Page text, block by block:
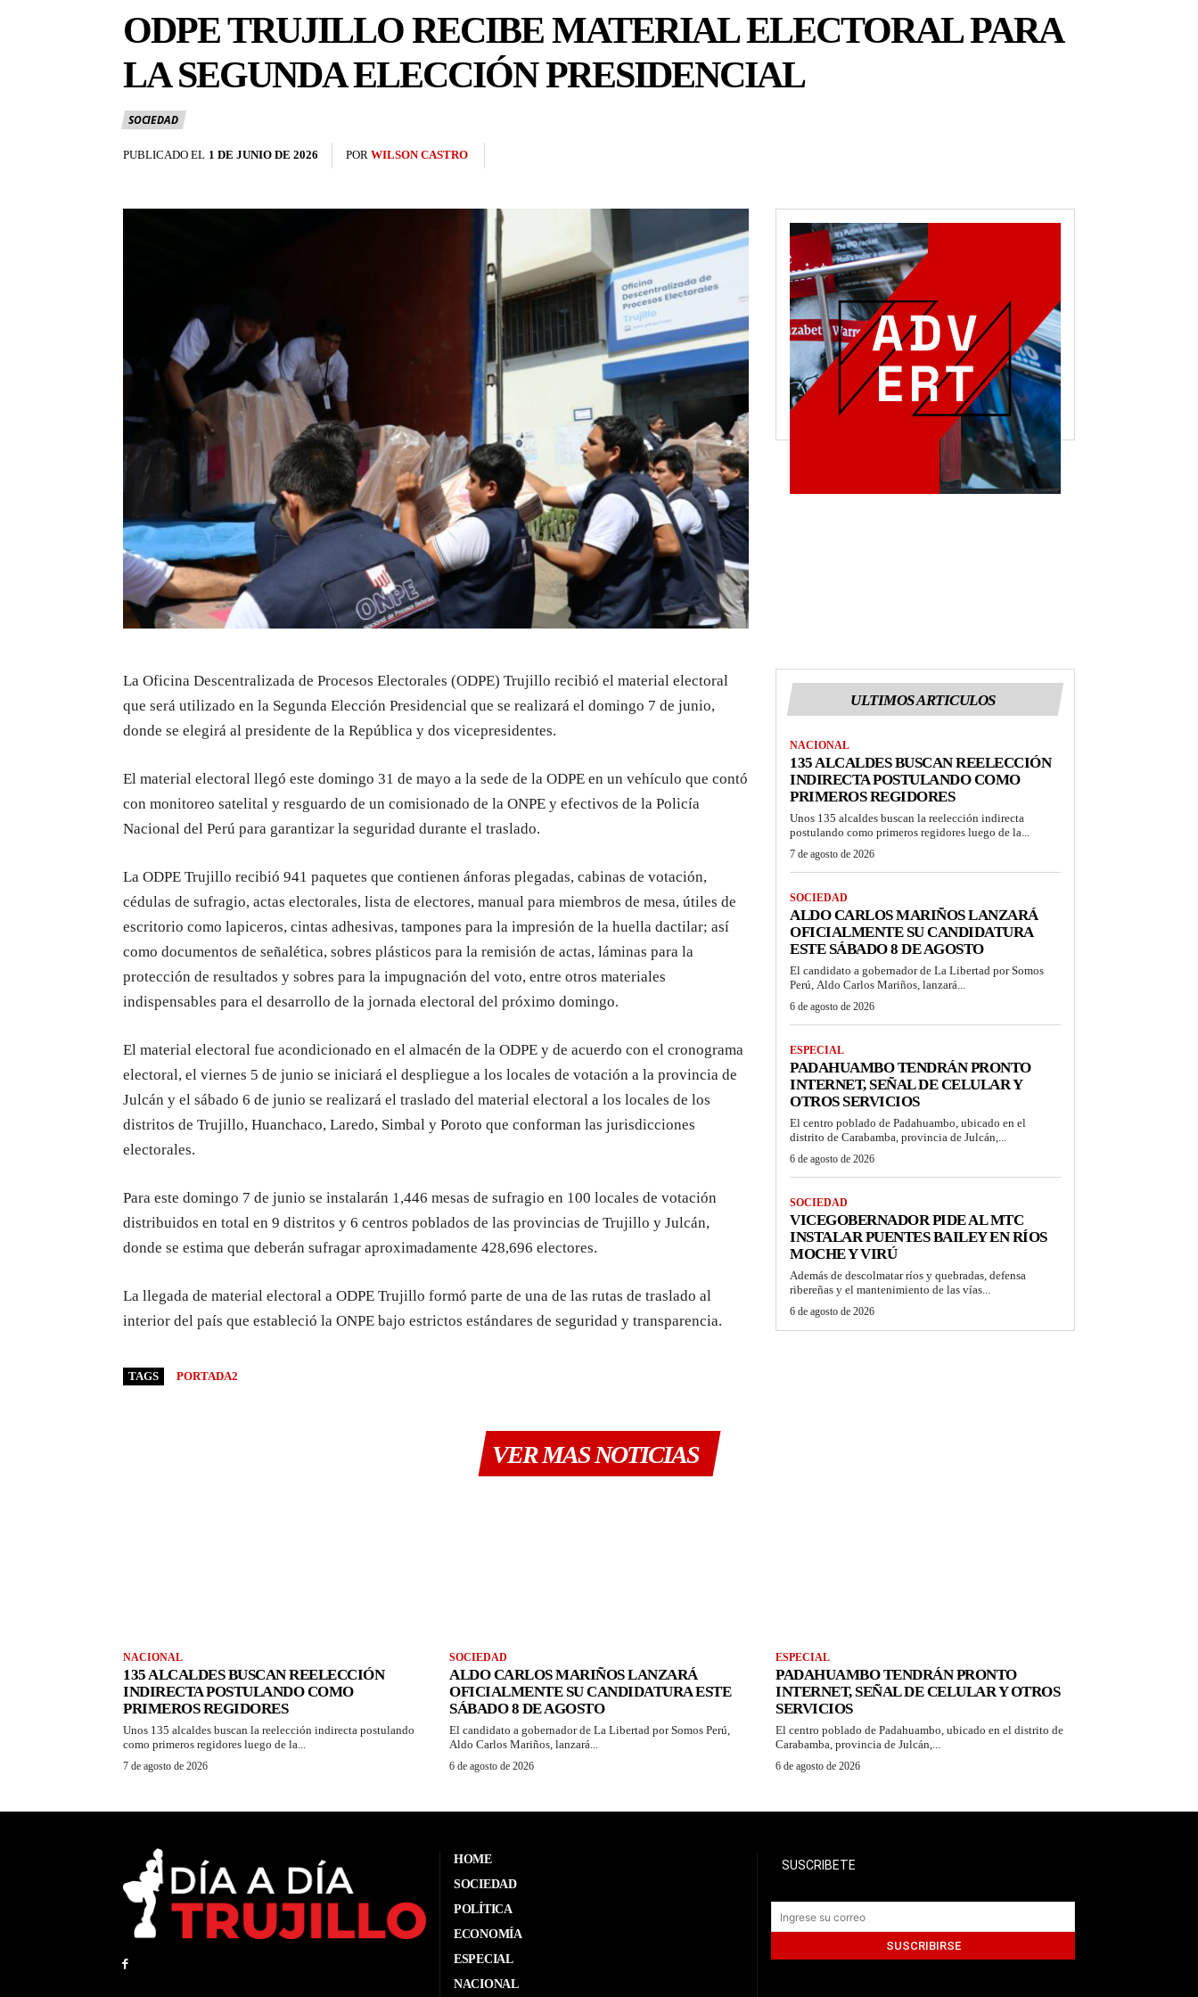
ODPE TRUJILLO RECIBE MATERIAL ELECTORAL PARA
LA SEGUNDA ELECCIÓN PRESIDENCIAL
SOCIEDAD
PUBLICADO EL 1 DE JUNIO DE 2026 POR WILSON CASTRO
La Oficina Descentralizada de Procesos Electorales (ODPE) Trujillo recibió el material electoral
que será utilizado en la Segunda Elección Presidencial que se realizará el domingo 7 de junio,
donde se elegirá al presidente de la República y dos vicepresidentes.
El material electoral llegó este domingo 31 de mayo a la sede de la ODPE en un vehículo que contó
con monitoreo satelital y resguardo de un comisionado de la ONPE y efectivos de la Policía
Nacional del Perú para garantizar la seguridad durante el traslado.
La ODPE Trujillo recibió 941 paquetes que contienen ánforas plegadas, cabinas de votación,
cédulas de sufragio, actas electorales, lista de electores, manual para miembros de mesa, útiles de
escritorio como lapiceros, cintas adhesivas, tampones para la impresión de la huella dactilar; así
como documentos de señalética, sobres plásticos para la remisión de actas, láminas para la
protección de resultados y sobres para la impugnación del voto, entre otros materiales
indispensables para el desarrollo de la jornada electoral del próximo domingo.
El material electoral fue acondicionado en el almacén de la ODPE y de acuerdo con el cronograma
electoral, el viernes 5 de junio se iniciará el despliegue a los locales de votación a la provincia de
Julcán y el sábado 6 de junio se realizará el traslado del material electoral a los locales de los
distritos de Trujillo, Huanchaco, Laredo, Simbal y Poroto que conforman las jurisdicciones
electorales.
Para este domingo 7 de junio se instalarán 1,446 mesas de sufragio en 100 locales de votación
distribuidos en total en 9 distritos y 6 centros poblados de las provincias de Trujillo y Julcán,
donde se estima que deberán sufragar aproximadamente 428,696 electores.
La llegada de material electoral a ODPE Trujillo formó parte de una de las rutas de traslado al
interior del país que estableció la ONPE bajo estrictos estándares de seguridad y transparencia.
TAGS PORTADA2
ULTIMOS ARTICULOS
NACIONAL
135 ALCALDES BUSCAN REELECCIÓN
INDIRECTA POSTULANDO COMO
PRIMEROS REGIDORES
Unos 135 alcaldes buscan la reelección indirecta
postulando como primeros regidores luego de la...
7 de agosto de 2026
SOCIEDAD
ALDO CARLOS MARIÑOS LANZARÁ
OFICIALMENTE SU CANDIDATURA
ESTE SÁBADO 8 DE AGOSTO
El candidato a gobernador de La Libertad por Somos
Perú, Aldo Carlos Mariños, lanzará...
6 de agosto de 2026
ESPECIAL
PADAHUAMBO TENDRÁN PRONTO
INTERNET, SEÑAL DE CELULAR Y
OTROS SERVICIOS
El centro poblado de Padahuambo, ubicado en el
distrito de Carabamba, provincia de Julcán,...
6 de agosto de 2026
SOCIEDAD
VICEGOBERNADOR PIDE AL MTC
INSTALAR PUENTES BAILEY EN RÍOS
MOCHE Y VIRÚ
Además de descolmatar ríos y quebradas, defensa
ribereñas y el mantenimiento de las vías...
6 de agosto de 2026
VER MAS NOTICIAS
NACIONAL
135 ALCALDES BUSCAN REELECCIÓN
INDIRECTA POSTULANDO COMO
PRIMEROS REGIDORES
Unos 135 alcaldes buscan la reelección indirecta postulando
como primeros regidores luego de la...
7 de agosto de 2026
SOCIEDAD
ALDO CARLOS MARIÑOS LANZARÁ
OFICIALMENTE SU CANDIDATURA ESTE
SÁBADO 8 DE AGOSTO
El candidato a gobernador de La Libertad por Somos Perú,
Aldo Carlos Mariños, lanzará...
6 de agosto de 2026
ESPECIAL
PADAHUAMBO TENDRÁN PRONTO
INTERNET, SEÑAL DE CELULAR Y OTROS
SERVICIOS
El centro poblado de Padahuambo, ubicado en el distrito de
Carabamba, provincia de Julcán,...
6 de agosto de 2026
HOME
SOCIEDAD
POLÍTICA
ECONOMÍA
ESPECIAL
NACIONAL
SUSCRIBETE